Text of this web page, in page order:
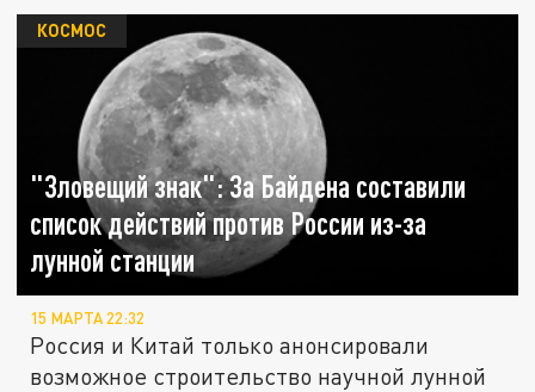
"Зловещий знак": За Байдена составили
список действий против России из-за
лунной станции
КОСМОС
15 МАРТА 22:32
Россия и Китай только анонсировали
возможное строительство научной лунной